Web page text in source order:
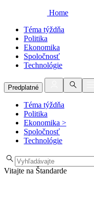
Home
Téma týždňa
Politika
Ekonomika
Spoločnosť
Technológie
Predplatné
Téma týždňa
Politika
Ekonomika >
Spoločnosť
Technológie
Vitajte na Štandarde